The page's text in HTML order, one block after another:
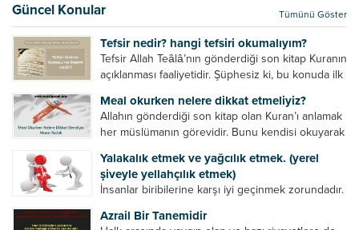
kurtulur. Ağaçlar onun zulmünden kurtulur....
Güncel Konular Tümünü Göster
Tefsir nedir? hangi tefsiri okumalıyım?
Tefsir Allah Teâlâ’nın gönderdiği son kitap Kuranın
açıklanması faaliyetidir. Şüphesiz ki, bu konuda ilk
ayetleri peygamber efendimize soruyor. O da
bunları izah ediyor/tefsir ediyordu. “Biz sana...
Meal okurken nelere dikkat etmeliyiz?
Allahın gönderdiği son kitap olan Kuran’ı anlamak
her müslümanın görevidir. Bunu kendisi okuyarak
yollarla anlamaya çalışmalıdır. Meal nedir? Arapça
bir kelime olan meal;...
Yalakalık etmek ve yağcılık etmek. (yerel
şiveyle yellahçılık etmek)
İnsanlar biribilerine karşı iyi geçinmek zorundadır.
makam gücü, nesep gücü, maddi güç, fiziki güç)
Azrail Bir Tanemidir